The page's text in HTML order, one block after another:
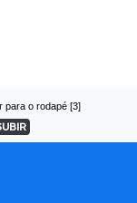
Ir para o rodapé [3]